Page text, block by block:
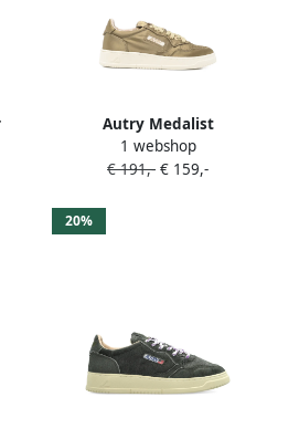
Autry Medalist
geperforeerde sneakers
Groen
1 webshop
€ 191,- € 159,-
20%